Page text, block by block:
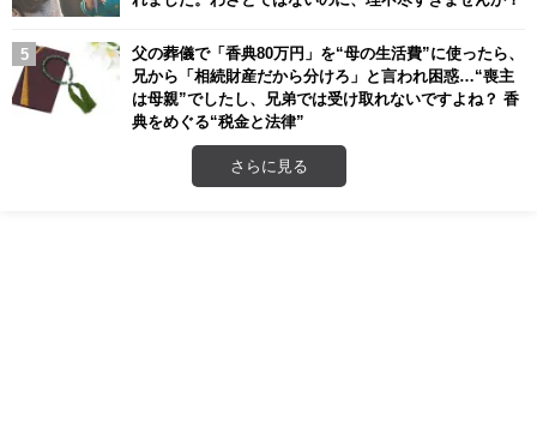
父の葬儀で「香典80万円」を“母の生活費”に使ったら、
兄から「相続財産だから分けろ」と言われ困惑…“喪主
は母親”でしたし、兄弟では受け取れないですよね？ 香
典をめぐる“税金と法律”
さらに見る